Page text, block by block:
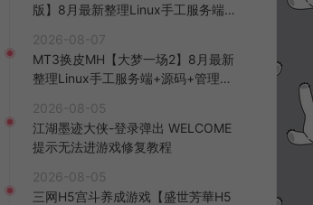
版】8月最新整理Linux手工服务端
客户端+详细搭建教程+视频教程
2026-08-07
MT3换皮MH【大梦一场2】8月最新
整理Linux手工服务端+源码+管理后
频教程
2026-08-05
江湖墨迹大侠-登录弹出 WELCOME
提示无法进游戏修复教程
2026-08-05
三网H5宫斗养成游戏【盛世芳華H5